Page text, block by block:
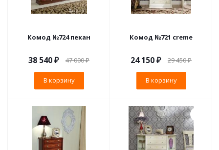
Комод №724 пекан
38 540₽ 47 000₽
В корзину
Комод №721 creme
24 150₽ 29 450₽
В корзину